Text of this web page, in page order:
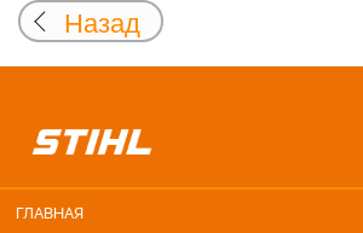
Назад
ГЛАВНАЯ